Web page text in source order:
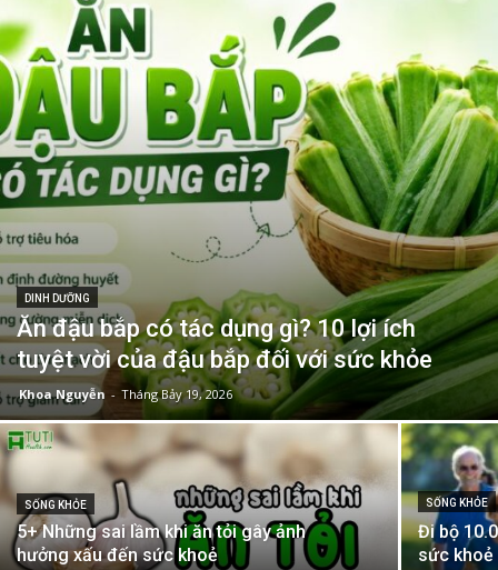
DINH DƯỠNG
Ăn đậu bắp có tác dụng gì? 10 lợi ích
tuyệt vời của đậu bắp đối với sức khỏe
Khoa Nguyễn - Tháng Bảy 19, 2026
SỐNG KHỎE
5+ Những sai lầm khi ăn tỏi gây ảnh
hưởng xấu đến sức khoẻ
SỐNG KHỎE
Đi bộ
sức khoẻ